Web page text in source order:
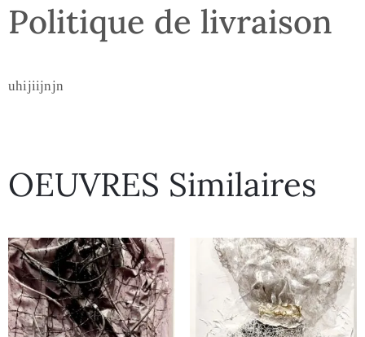
Politique de livraison
uhijiijnjn
OEUVRES Similaires